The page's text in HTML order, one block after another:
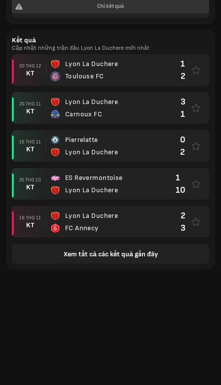
Chỉ kết quả
Kết quả
Cập nhật những trận đấu Lyon La Duchere mới nhất
20 THG 12
KT
Lyon La Duchere
Toulouse FC
1
2
29 THG 11
KT
Lyon La Duchere
Carnoux FC
3
1
16 THG 11
KT
Pierrelatte
Lyon La Duchere
0
2
25 THG 10
KT
ES Revermontoise
Lyon La Duchere
1
10
18 THG 11
KT
Lyon La Duchere
FC Annecy
2
3
Xem tất cả các kết quả gần đây